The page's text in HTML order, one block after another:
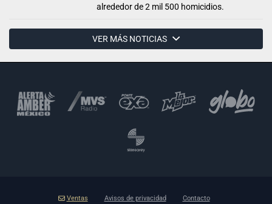
alrededor de 2 mil 500 homicidios.
VER MÁS NOTICIAS
Ventas Avisos de privacidad Contacto